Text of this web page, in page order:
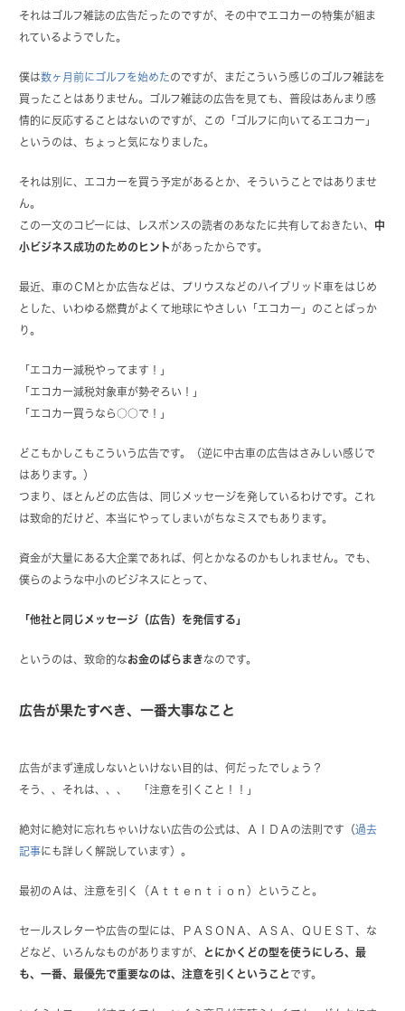
それはゴルフ雑誌の広告だったのですが、その中でエコカーの特集が組ま
れているようでした。
僕は数ヶ月前にゴルフを始めたのですが、まだこういう感じのゴルフ雑誌を
買ったことはありません。ゴルフ雑誌の広告を見ても、普段はあんまり感
情的に反応することはないのですが、この「ゴルフに向いてるエコカー」
というのは、ちょっと気になりました。
それは別に、エコカーを買う予定があるとか、そういうことではありませ
ん。
この一文のコピーには、レスポンスの読者のあなたに共有しておきたい、 中
小ビジネス成功のためのヒント があったからです。
最近、車のＣＭとか広告などは、プリウスなどのハイブリッド車をはじめ
とした、いわゆる燃費がよくて地球にやさしい「エコカー」のことばっか
り。
「エコカー減税やってます！」
「エコカー減税対象車が勢ぞろい！」
「エコカー買うなら○○で！」
どこもかしこもこういう広告です。（逆に中古車の広告はさみしい感じで
はあります。）
つまり、ほとんどの広告は、同じメッセージを発しているわけです。これ
は致命的だけど、本当にやってしまいがちなミスでもあります。
資金が大量にある大企業であれば、何とかなるのかもしれません。でも、
僕らのような中小のビジネスにとって、
「他社と同じメッセージ（広告）を発信する」
というのは、致命的なお金のばらまきなのです。
広告が果たすべき、一番大事なこと
広告がまず達成しないといけない目的は、何だったでしょう？
そう、、それは、、、 「注意を引くこと！！」
絶対に絶対に忘れちゃいけない広告の公式は、ＡＩＤＡの法則です（過去
記事にも詳しく解説しています）。
最初のＡは、注意を引く（Ａｔｔｅｎｔｉｏｎ）ということ。
セールスレターや広告の型には、ＰＡＳＯＮＡ、ＡＳＡ、ＱＵＥＳＴ、な
どなど、いろんなものがありますが、
とにかくどの型を使うにしろ、最
も、一番、最優先で重要なのは、注意を引くということ です。